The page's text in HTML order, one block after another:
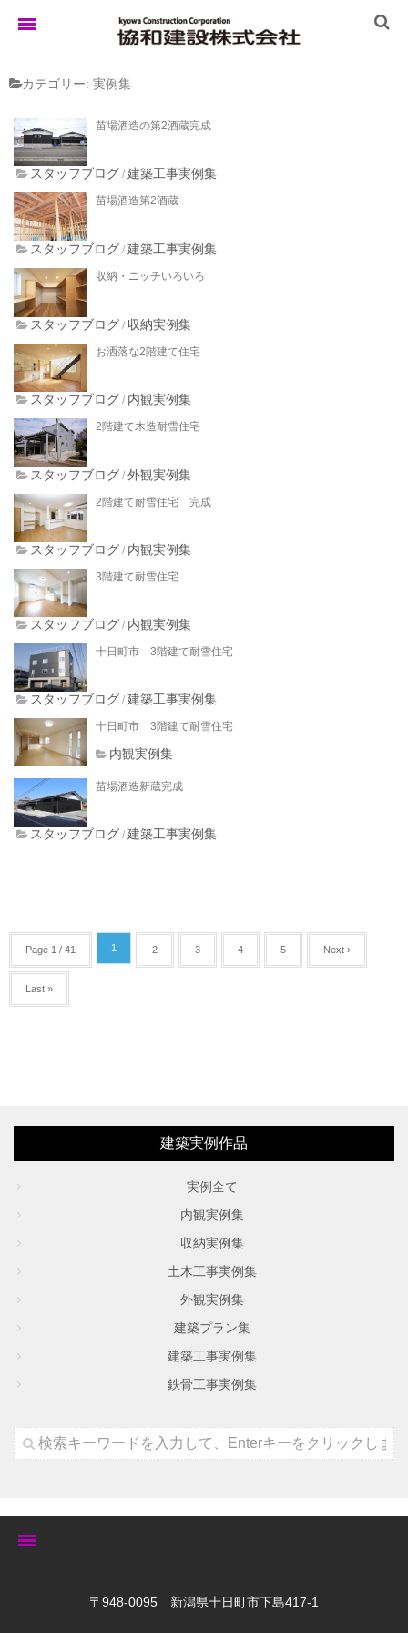
ゆきぐにの家
実例集
ブログ
イベント
会社案内
カテゴリー: 実例集
苗場酒造の第2酒蔵完成
スタッフブログ / 建築工事実例集
苗場酒造第2酒蔵
スタッフブログ / 建築工事実例集
収納・ニッチいろいろ
スタッフブログ / 収納実例集
お洒落な2階建て住宅
スタッフブログ / 内観実例集
2階建て木造耐雪住宅
スタッフブログ / 外観実例集
2階建て耐雪住宅 完成
スタッフブログ / 内観実例集
3階建て耐雪住宅
スタッフブログ / 内観実例集
十日町市 3階建て耐雪住宅
スタッフブログ / 建築工事実例集
十日町市 3階建て耐雪住宅
内観実例集
苗場酒造新蔵完成
スタッフブログ / 建築工事実例集
Page 1 / 41 1 2 3 4 5 Next ›
Last »
建築実例作品
実例全て
内観実例集
収納実例集
土木工事実例集
外観実例集
建築プラン集
建築工事実例集
鉄骨工事実例集
〒948-0095 新潟県十日町市下島417-1